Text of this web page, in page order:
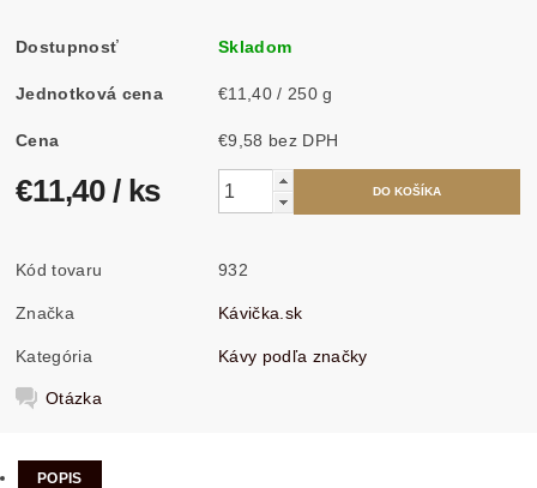
Dostupnosť Skladom
Jednotková cena €11,40 / 250 g
Cena €9,58 bez DPH
€11,40 / ks
Kód tovaru 932
Značka Kávička.sk
Kategória Kávy podľa značky
Otázka
POPIS